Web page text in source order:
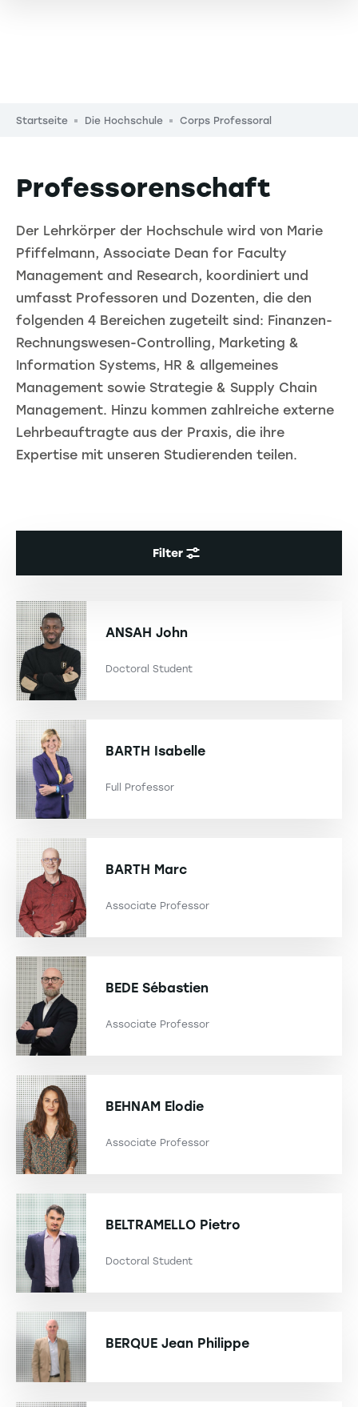
Pfadnavigation
Startseite Die Hochschule Corps Professoral
Professorenschaft
Der Lehrkörper der Hochschule wird von Marie
Pfiffelmann, Associate Dean for Faculty
Management and Research, koordiniert und
umfasst Professoren und Dozenten, die den
folgenden 4 Bereichen zugeteilt sind: Finanzen-
Rechnungswesen-Controlling, Marketing &
Information Systems, HR & allgemeines
Management sowie Strategie & Supply Chain
Management. Hinzu kommen zahlreiche externe
Lehrbeauftragte aus der Praxis, die ihre
Expertise mit unseren Studierenden teilen.
Filter
ANSAH John
Doctoral Student
BARTH Isabelle
Full Professor
BARTH Marc
Associate Professor
BEDE Sébastien
Associate Professor
BEHNAM Elodie
Associate Professor
BELTRAMELLO Pietro
Doctoral Student
BERQUE Jean Philippe